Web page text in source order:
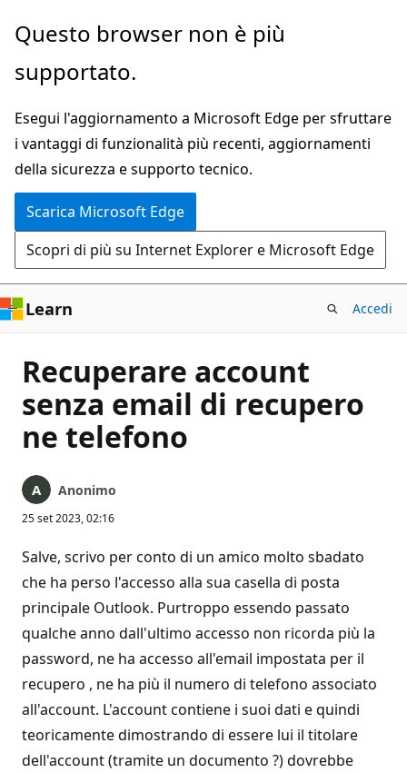
Ignora
passa
contenuto
principale
Questo browser non è più
supportato.
Esegui l'aggiornamento a Microsoft Edge per sfruttare
i vantaggi di funzionalità più recenti, aggiornamenti
della sicurezza e supporto tecnico.
Scarica Microsoft Edge
Scopri di più su Internet Explorer e Microsoft Edge
Learn Accedi
Recuperare account
senza email di recupero
ne telefono
Anonimo
25 set 2023, 02:16
Salve, scrivo per conto di un amico molto sbadato
che ha perso l'accesso alla sua casella di posta
principale Outlook. Purtroppo essendo passato
qualche anno dall'ultimo accesso non ricorda più la
password, ne ha accesso all'email impostata per il
recupero , ne ha più il numero di telefono associato
all'account. L'account contiene i suoi dati e quindi
teoricamente dimostrando di essere lui il titolare
dell'account (tramite un documento ?) dovrebbe